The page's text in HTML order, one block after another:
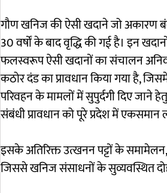
गौण खनिज की ऐसी खदाने जो अकारण
30 वर्षाें के बाद वृद्धि की गई है। इन
फलस्वरूप ऐसी खदानों का संचालन
कठोर दंड का प्रावधान किया गया है,
परिवहन के मामलों में सुपुर्दगी दिए जाने
संबंधी प्रावधान को पूरे प्रदेश में एकसमान
इसके अतिरिक्त उत्खनन पट्टों के
जिससे खनिज संसाधनों के सुव्यवस्थित